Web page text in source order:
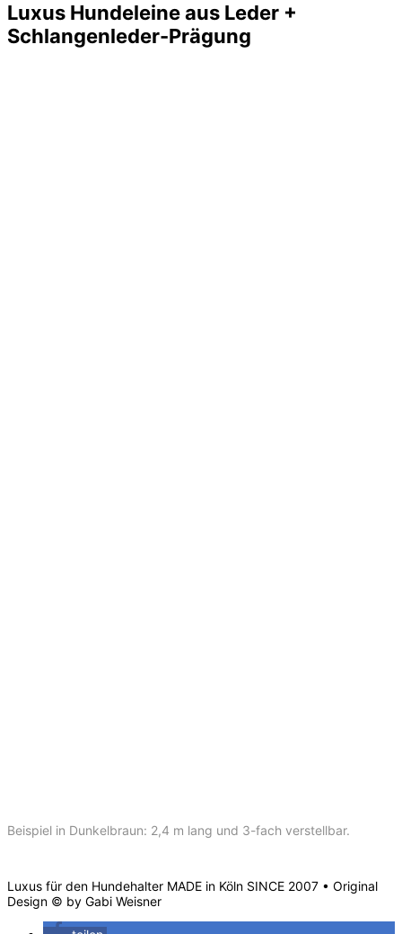
Luxus Hundeleine aus Leder +
Schlangenleder-Prägung
Beispiel in Dunkelbraun: 2,4 m lang und 3-fach verstellbar.
Luxus für den Hundehalter MADE in Köln SINCE 2007 • Original
Design © by Gabi Weisner